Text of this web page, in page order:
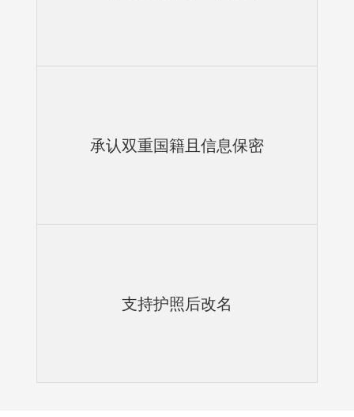
承认双重国籍且信息保密
支持护照后改名